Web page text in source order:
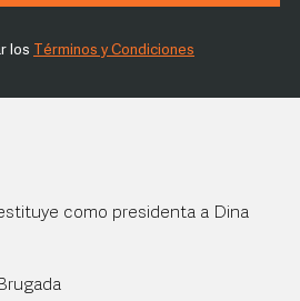
los Términos y Condiciones
como presidenta a Dina